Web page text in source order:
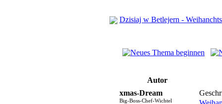
Dzisiaj w Betlejern -
Autor
xmas-Dream
Big-Boss-Chef-Wichtel